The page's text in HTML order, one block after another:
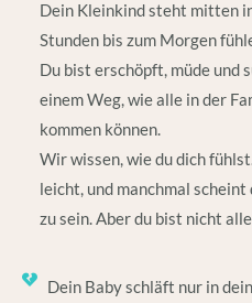
Dein Kleinkind steht mitten
Stunden bis zum Morgen
Du bist erschöpft, müde und
einem Weg, wie alle in der
kommen können.
Wir wissen, wie du dich
leicht, und manchmal
zu sein. Aber du bist nicht
Dein Baby schläft nur in